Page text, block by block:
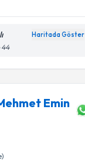
Haritada Göster
44
Emin